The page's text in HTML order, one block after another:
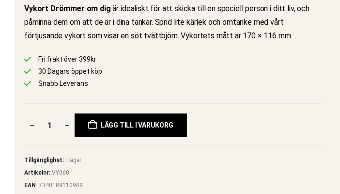
Vykort Drömmer om digär idealiskt för att skicka till en speciell person i ditt liv, och
påminna dem om att de är i dina tankar. Sprid lite kärlek och omtanke med vårt
förtjusande vykort som visar en söt tvättbjörn. Vykortets mått är 170 × 116 mm.
Fri frakt över 399kr
30 Dagars öppet köp
Snabb Leverans
LÄGG TILL I VARUKORG
Tillgänglighet:
I lager
Artikelnr: VY060
EAN : 7340189110989